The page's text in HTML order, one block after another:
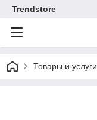
Trendstore
Товары и услуги